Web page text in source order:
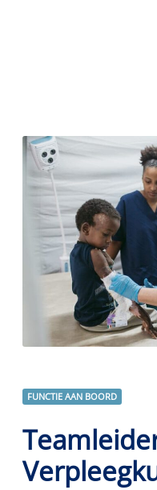
FUNCTIE AAN BOORD